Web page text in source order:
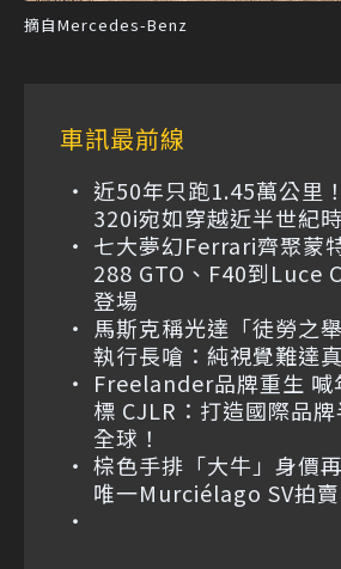
摘自Mercedes-Benz
車訊最前線
近50年只跑1.45萬公里
320i宛如穿越近半世紀
七大夢幻Ferrari齊聚蒙
288 GTO、F40到Luce
登場
馬斯克稱光達「徒勞之
執行長嗆：純視覺難達
Freelander品牌重生 喊
標 CJLR：打造國際品
全球！
棕色手排「大牛」身價
唯一Murciélago SV拍賣